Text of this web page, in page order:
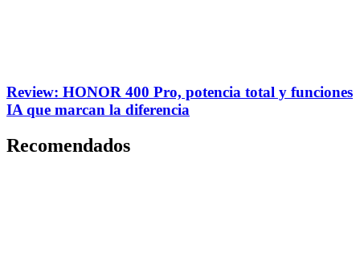
Review: HONOR 400 Pro, potencia total y funciones
IA que marcan la diferencia
Recomendados